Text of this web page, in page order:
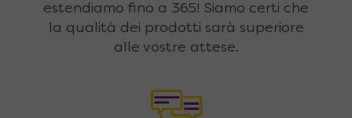
estendiamo fino a 365! Siamo certi che
la qualità dei prodotti sarà superiore
alle vostre attese.